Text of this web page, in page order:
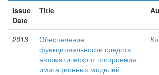
Issue
Date
Title
2013
Обеспечение
функциональности средств
автоматического построения
имитационных моделей